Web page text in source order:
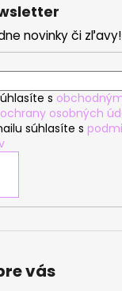
novinky či zľavy!
s
osobných
súhlasíte s
vás